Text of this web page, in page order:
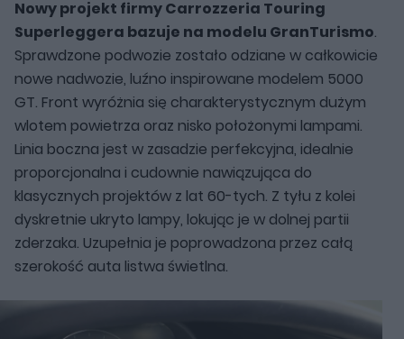
Nowy projekt firmy Carrozzeria Touring
Superleggera bazuje na modelu GranTurismo.
Sprawdzone podwozie zostało odziane w całkowicie
nowe nadwozie, luźno inspirowane modelem 5000
GT. Front wyróżnia się charakterystycznym dużym
wlotem powietrza oraz nisko położonymi lampami.
Linia boczna jest w zasadzie perfekcyjna, idealnie
proporcjonalna i cudownie nawiązująca do
klasycznych projektów z lat 60-tych. Z tyłu z kolei
dyskretnie ukryto lampy, lokując je w dolnej partii
zderzaka. Uzupełnia je poprowadzona przez całą
szerokość auta listwa świetlna.